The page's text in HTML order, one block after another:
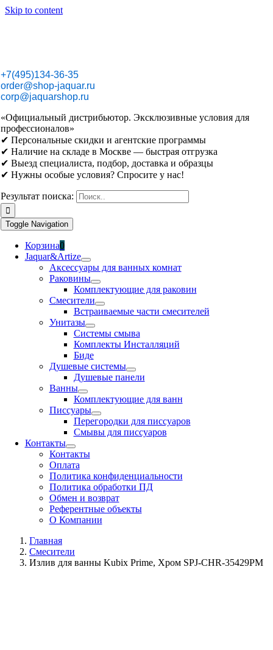
Skip to content
+7(495)134-36-35
order@shop-jaquar.ru
corp@jaquarshop.ru
«Официальный дистрибьютор. Эксклюзивные условия для
профессионалов»
✔ Персональные скидки и агентские программы
✔ Наличие на складе в Москве — быстрая отгрузка
✔ Выезд специалиста, подбор, доставка и образцы
✔ Нужны особые условия? Спросите у нас!
Результат поиска:
Toggle Navigation
Корзина0
Jaquar&Artize
Аксессуары для ванных комнат
Раковины
Комплектующие для раковин
Смесители
Встраиваемые части смесителей
Унитазы
Системы смыва
Комплекты Инсталляций
Биде
Душевые системы
Душевые панели
Ванны
Комплектующие для ванн
Писсуары
Перегородки для писсуаров
Смывы для писсуаров
Контакты
Контакты
Оплата
Политика конфиденциальности
Политика обработки ПД
Обмен и возврат
Референтные объекты
О Компании
Главная
Смесители
Излив для ванны Kubix Prime, Хром SPJ-CHR-35429PM